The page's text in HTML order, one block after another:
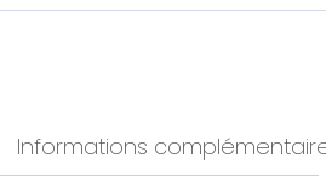
Informations